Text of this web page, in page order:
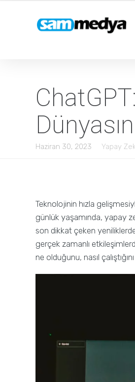
Haziran 30, 2023 Yapay
Teknolojinin hızla
günlük yaşamında, yapay
son dikkat çeken
gerçek zamanlı
ne olduğunu, nasıl